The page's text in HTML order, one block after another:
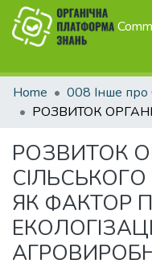
Home
008 Інше про
РОЗВИТОК
ЯК ФАКТОР